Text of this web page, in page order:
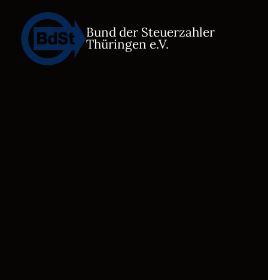
Bund der Steuerzahler
Thüringen e.V.